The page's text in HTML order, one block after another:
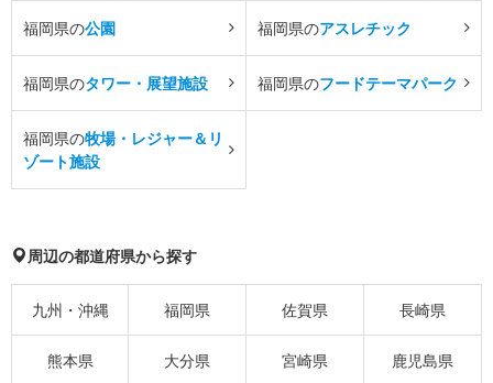
福岡県の公園 福岡県のアスレチック
福岡県のタワー・展望施設 福岡県のフードテーマパーク
福岡県の牧場・レジャー＆リ
ゾート施設
周辺の都道府県から探す
九州・沖縄 福岡県 佐賀県 長崎県
熊本県 大分県 宮崎県 鹿児島県